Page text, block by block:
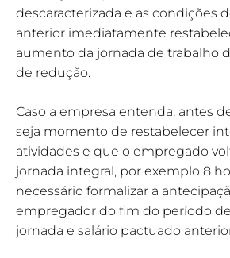
descaracterizada e as condições
anterior imediatamente
aumento da jornada de trabalho
de redução.
Caso a empresa entenda, antes
seja momento de restabelecer
atividades e que o empregado
jornada integral, por exemplo 8
necessário formalizar a
empregador do fim do período
jornada e salário pactuado